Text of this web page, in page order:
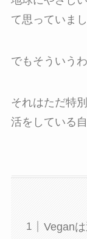
て思っていまし
でもそういう
それはただ特
活をしている
Vegan